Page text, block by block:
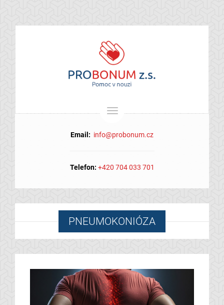
Menu
Email: info@probonum.cz
Telefon: +420 704 033 701
PNEUMOKONIÓZA